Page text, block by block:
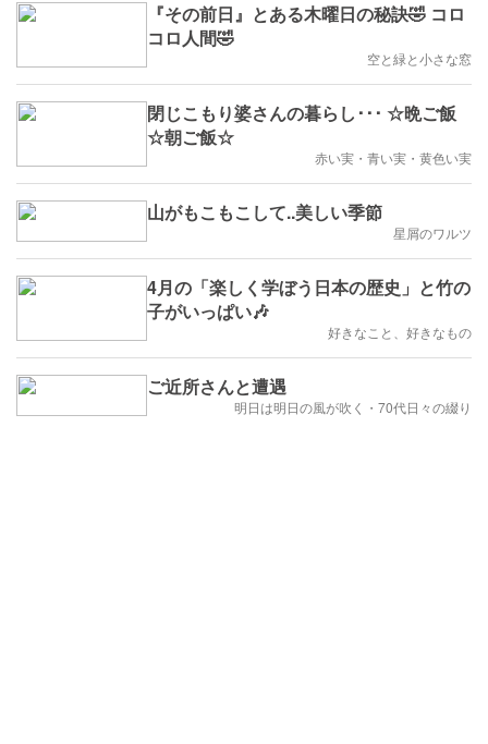
『その前日』とある木曜日の秘訣🤣 コロ
コロ人間🤣
空と緑と小さな窓
閉じこもり婆さんの暮らし･･･ ☆晩ご飯
☆朝ご飯☆
赤い実・青い実・黄色い実
山がもこもこして..美しい季節
星屑のワルツ
4月の「楽しく学ぼう日本の歴史」と竹の
子がいっぱい🎶
好きなこと、好きなもの
ご近所さんと遭遇
明日は明日の風が吹く・70代日々の綴り